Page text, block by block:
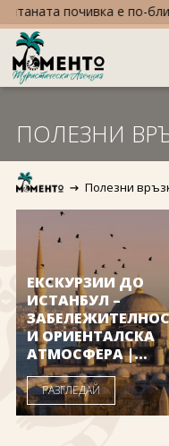
почивка е по-
Азия
Африка
Европа
Северна Америка
Южна Америка
ХОТЕЛИ
Хотели в България
Хотели в Гърция
Хотели в Турция
КРУИЗИ
ТУРЦИЯ
ПРАЗНИЦИ
Великден
Коледа
Нова година
ПОЛЕЗНО
КОНТАКТИ
За нас
ПОЛЕЗНИ
Полезни
ЕКСКУРЗИИ ДО
ИСТАНБУЛ –
И ОРИЕНТАЛСКА
АТМОСФЕРА |
MOMENTO
РАЗГЛЕДАЙ